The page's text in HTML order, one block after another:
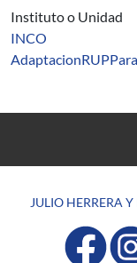
Instituto o Unidad
INCO
JULIO HERRERA